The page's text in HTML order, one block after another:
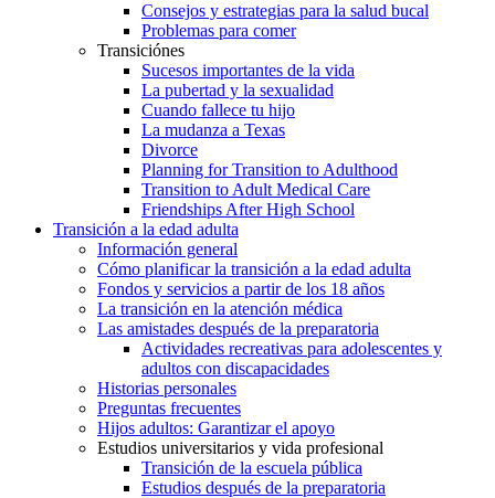
Consejos y estrategias para la salud bucal
Problemas para comer
Transiciónes
Sucesos importantes de la vida
La pubertad y la sexualidad
Cuando fallece tu hijo
La mudanza a Texas
Divorce
Planning for Transition to Adulthood
Transition to Adult Medical Care
Friendships After High School
Transición a la edad adulta
Información general
Cómo planificar la transición a la edad adulta
Fondos y servicios a partir de los 18 años
La transición en la atención médica
Las amistades después de la preparatoria
Actividades recreativas para adolescentes y
adultos con discapacidades
Historias personales
Preguntas frecuentes
Hijos adultos: Garantizar el apoyo
Estudios universitarios y vida profesional
Transición de la escuela pública
Estudios después de la preparatoria